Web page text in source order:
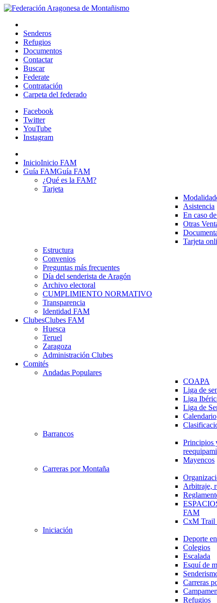
Senderos
Refugios
Documentos
Contactar
Buscar
Federate
Contratación
Carpeta del federado
Facebook
Twitter
YouTube
Instagram
InicioInicio FAM
Guía FAMGuía FAM
¿Qué es la FAM?
Tarjeta
Asistencia
En caso
Otras
Tarjeta
Estructura
Convenios
Preguntas más frecuentes
Día del senderista de Aragón
Archivo electoral
CUMPLIMIENTO NORMATIVO
Transparencia
Identidad FAM
ClubesClubes FAM
Huesca
Teruel
Zaragoza
Administración Clubes
Comités
Andadas Populares
COAPA
Liga de
Liga
Liga de
Calendario
Barrancos
Principios
Mayencos
Carreras por Montaña
Arbitraje,
FAM
CxM
Iniciación
Deporte
Colegios
Escalada
Esquí de
Carreras
Refugios